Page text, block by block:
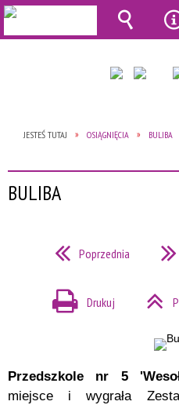
JESTEŚ TUTAJ OSIĄGNIĘCIA BULIBA
BULIBA
Poprzednia
Drukuj
Przedszkole nr 5
miejsce i wygrała